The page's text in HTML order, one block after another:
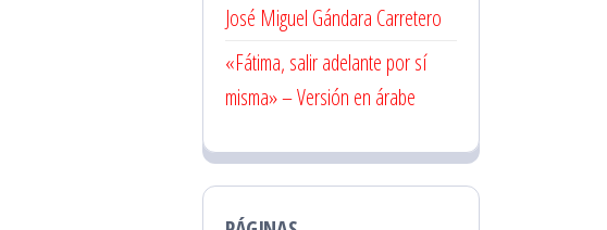
José Miguel Gándara Carretero
«Fátima, salir adelante por sí
misma» – Versión en árabe